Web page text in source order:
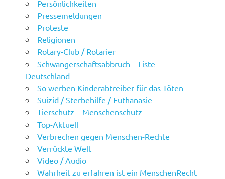
Persönlichkeiten
Pressemeldungen
Proteste
Religionen
Rotary-Club / Rotarier
Schwangerschaftsabbruch – Liste –
Deutschland
So werben Kinderabtreiber für das Töten
Suizid / Sterbehilfe / Euthanasie
Tierschutz – Menschenschutz
Top-Aktuell
Verbrechen gegen Menschen-Rechte
Verrückte Welt
Video / Audio
Wahrheit zu erfahren ist ein MenschenRecht